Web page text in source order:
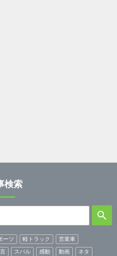
検索
ーツ 軽トラック
営業車
スバル 感動 動画
ネタ